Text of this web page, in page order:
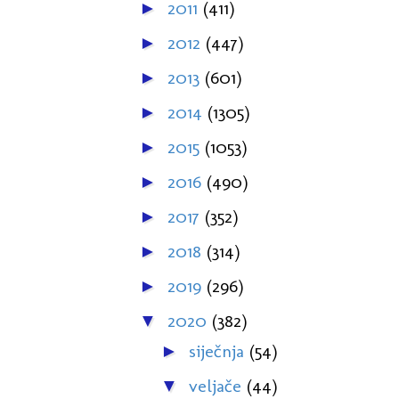
► 2011 (411)
► 2012 (447)
► 2013 (601)
► 2014 (1305)
► 2015 (1053)
► 2016 (490)
► 2017 (352)
► 2018 (314)
► 2019 (296)
▼ 2020 (382)
► siječnja (54)
▼ veljače (44)